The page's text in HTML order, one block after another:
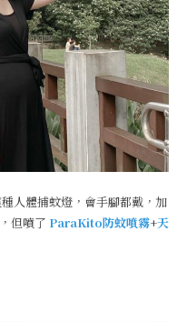
人體捕蚊燈，會手腳都戴，加
但噴了 ParaKito防蚊噴霧+天